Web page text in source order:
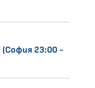
(София 23:00 -